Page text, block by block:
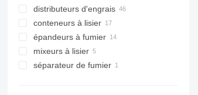
distributeurs d'engrais
distributeurs d'engrais portés
épandeurs d'engrais tractés
conteneurs à lisier
épandeurs à fumier
mixeurs à lisier
séparateur de fumier